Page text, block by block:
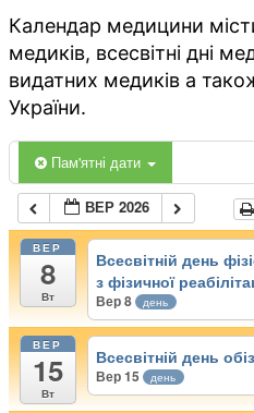
Календар медицини
медиків, всесвітні дні
видатних медиків а
України.
Пам'ятні дати
ВЕР 2026
ВЕР
8
Вт
Всесвітній день
з фізичної
Вер 8 день
ВЕР
15
Вт
Всесвітній день
Вер 15 день